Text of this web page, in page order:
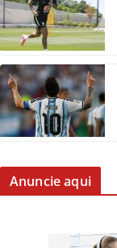
Anuncie aqui